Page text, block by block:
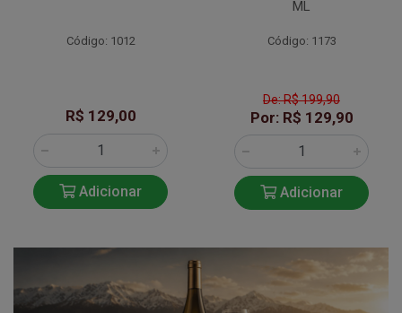
Código: 1012
R$ 129,00
Adicionar
ML
Código: 1173
De: R$ 199,90
Por: R$ 129,90
Adicionar